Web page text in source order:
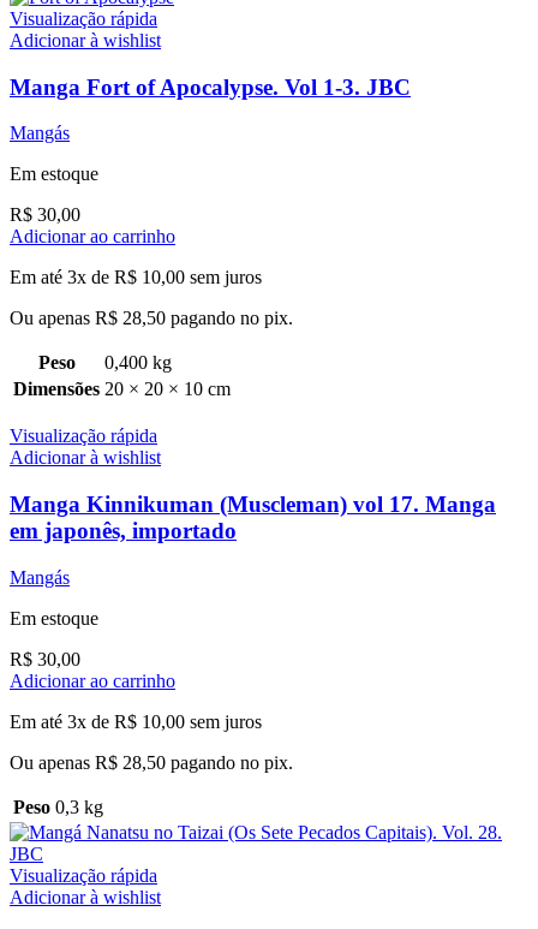
Visualização rápida
Adicionar à wishlist
Manga Fort of Apocalypse. Vol 1-3. JBC
Mangás
Em estoque
R$ 30,00
Adicionar ao carrinho
Em até 3x de R$ 10,00 sem juros
Ou apenas R$ 28,50 pagando no pix.
Peso
0,400 kg
Dimensões 20 × 20 × 10 cm
Visualização rápida
Adicionar à wishlist
Manga Kinnikuman (Muscleman) vol 17. Manga
em japonês, importado
Mangás
Em estoque
R$ 30,00
Adicionar ao carrinho
Em até 3x de R$ 10,00 sem juros
Ou apenas R$ 28,50 pagando no pix.
Peso 0,3 kg
Visualização rápida
Adicionar à wishlist